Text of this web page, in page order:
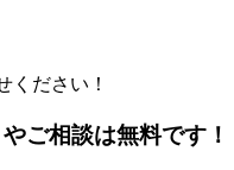
ください！
ご相談は無料です！